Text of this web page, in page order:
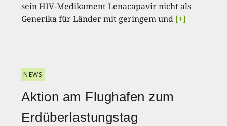
sein HIV-Medikament Lenacapavir nicht als
Generika für Länder mit geringem und [+]
NEWS
Aktion am Flughafen zum
Erdüberlastungstag